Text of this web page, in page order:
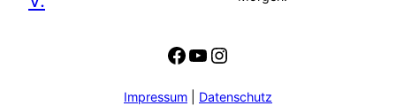
Facebook
YouTube
Instagram
Impressum Datenschutz